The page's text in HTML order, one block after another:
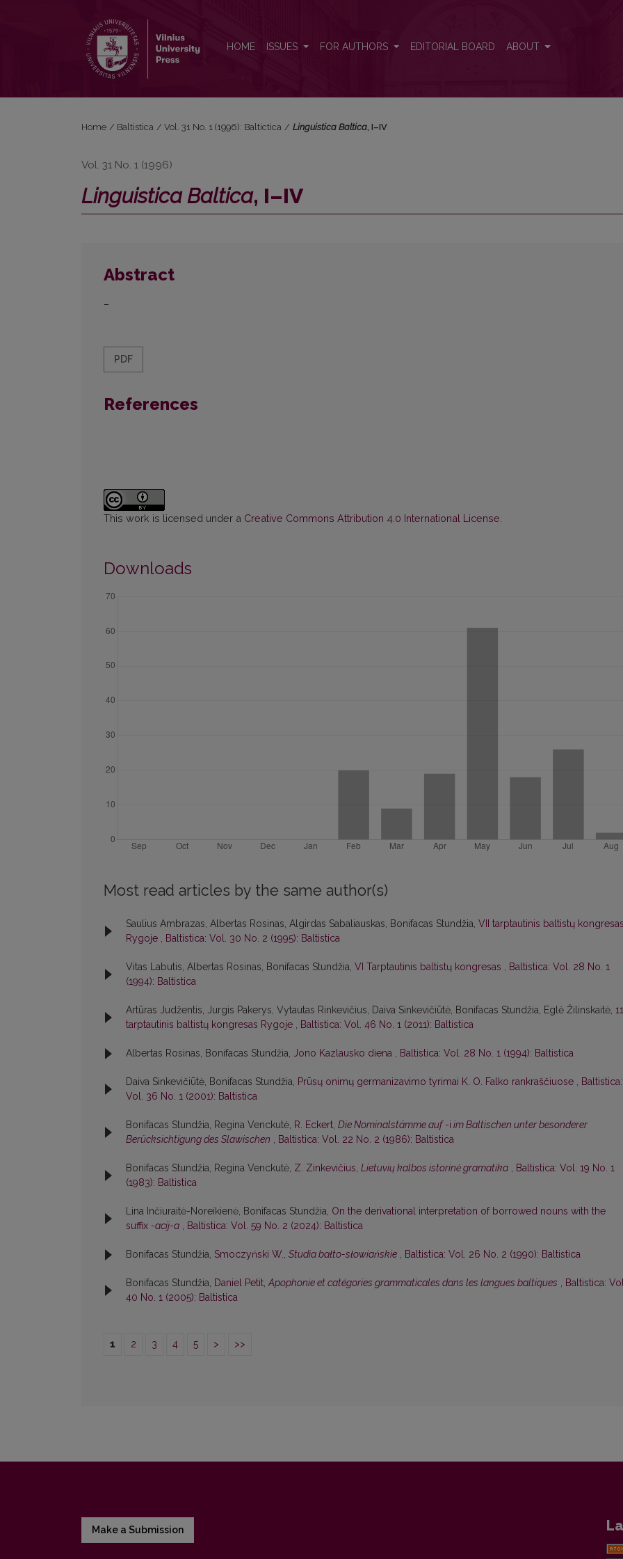
HOME ISSUES FOR AUTHORS EDITORIAL BOARD ABOUT
Home / Baltistica / Vol. 31 No. 1 (1996): Baltictica / Linguistica Baltica, I–IV
Vol. 31 No. 1 (1996)
Linguistica Baltica, I–IV
Abstract
–
PDF
References
This work is licensed under a Creative Commons Attribution 4.0 International License
Downloads
Most read articles by the same author(s)
Saulius Ambrazas, Albertas Rosinas, Algirdas Sabaliauskas, Bonifacas Stundžia, VII tarptautinis baltistų
Rygoje , Baltistica: Vol. 30 No. 2 (1995): Baltistica
Vitas Labutis, Albertas Rosinas, Bonifacas Stundžia, VI Tarptautinis baltistų kongresas , Baltistica: Vol. 28 No. 1
(1994): Baltistica
Artūras Judžentis, Jurgis Pakerys, Vytautas Rinkevičius, Daiva Sinkevičiūtė, Bonifacas Stundžia, Eglė Žilinskaitė, 11
tarptautinis baltistų kongresas Rygoje , Baltistica: Vol. 46 No. 1 (2011): Baltistica
Albertas Rosinas, Bonifacas Stundžia, Jono Kazlausko diena , Baltistica: Vol. 28 No. 1 (1994): Baltistica
Daiva Sinkevičiūtė, Bonifacas Stundžia, Prūsų onimų germanizavimo tyrimai K. O. Falko rankraščiuose , Baltistica:
Vol. 36 No. 1 (2001): Baltistica
Bonifacas Stundžia, Regina Venckutė, R. Eckert, Die Nominalstämme auf-i im Baltischen unter besonderer
Berücksichtigung des Slawischen , Baltistica: Vol. 22 No. 2 (1986): Baltistica
Bonifacas Stundžia, Regina Venckutė, Z. Zinkevičius, Lietuvių kalbos istorinė gramatika , Baltistica: Vol. 19 No. 1
(1983): Baltistica
Lina Inčiuraitė-Noreikienė, Bonifacas Stundžia, On the derivational interpretation of borrowed nouns with the
suffix -acij-a , Baltistica: Vol. 59 No. 2 (2024): Baltistica
Bonifacas Stundžia, Smoczyński W., Studia bałto-słowiańskie , Baltistica: Vol. 26 No. 2 (1990): Baltistica
Bonifacas Stundžia, Daniel Petit,Apophonie et catégories grammaticales dans les langues baltiques , Baltistica:
40 No. 1 (2005): Baltistica
1 2 3 4 5 > >>
Make a Submission